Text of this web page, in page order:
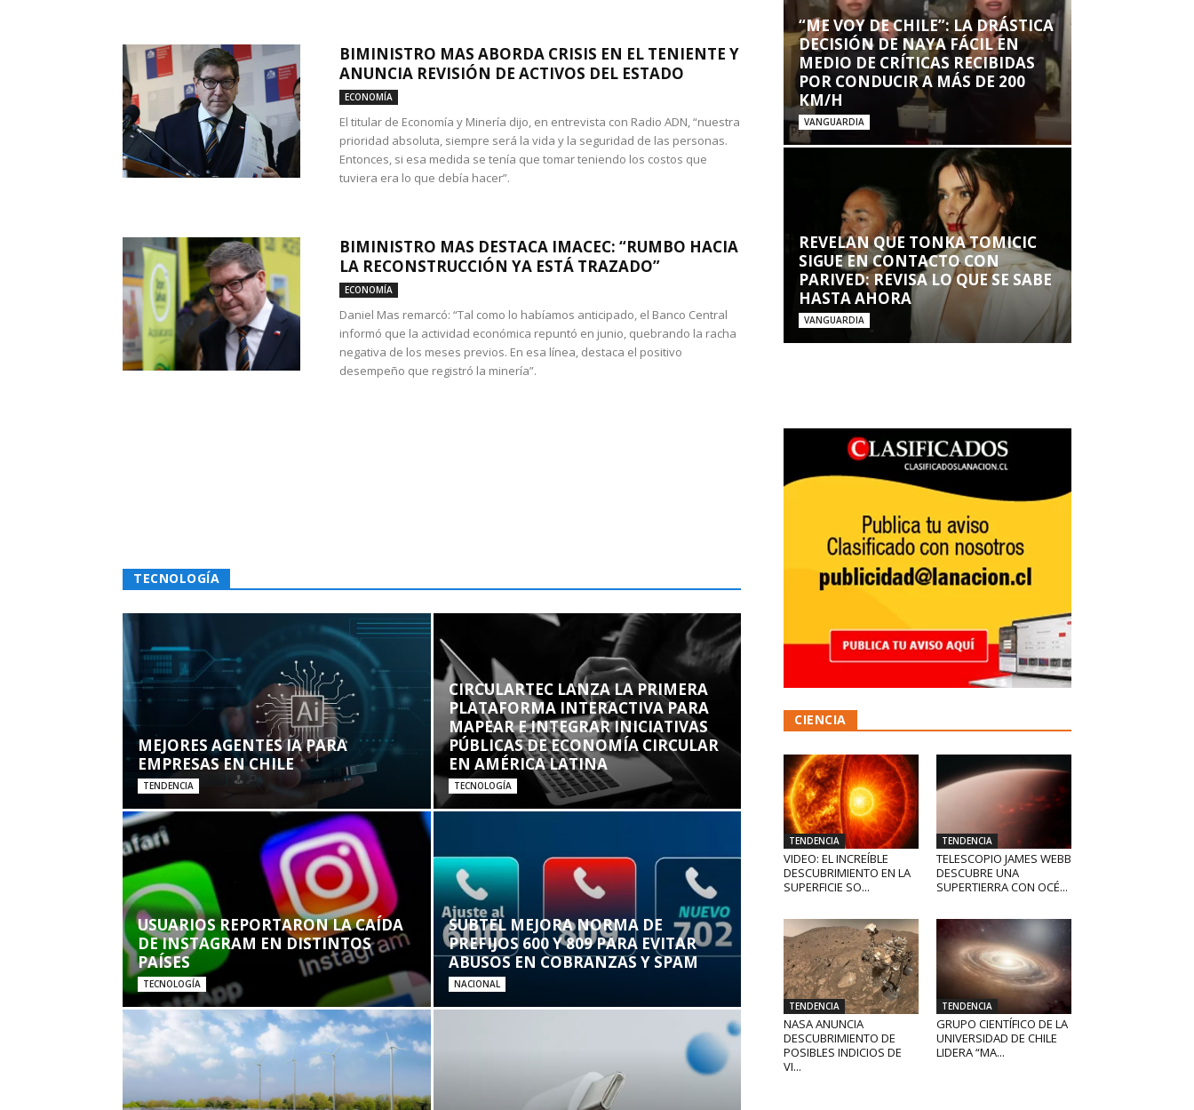
BIMINISTRO MAS ABORDA CRISIS EN EL TENIENTE Y
ANUNCIA REVISIÓN DE ACTIVOS DEL ESTADO
ECONOMÍA
El titular de Economía y Minería dijo, en entrevista con Radio ADN, “nuestra
prioridad absoluta, siempre será la vida y la seguridad de las personas.
Entonces, si esa medida se tenía que tomar teniendo los costos que
tuviera era lo que debía hacer”.
BIMINISTRO MAS DESTACA IMACEC: “RUMBO HACIA
LA RECONSTRUCCIÓN YA ESTÁ TRAZADO”
ECONOMÍA
Daniel Mas remarcó: “Tal como lo habíamos anticipado, el Banco Central
informó que la actividad económica repuntó en junio, quebrando la racha
negativa de los meses previos. En esa línea, destaca el positivo
desempeño que registró la minería”.
TECNOLOGÍA
MEJORES AGENTES IA PARA
EMPRESAS EN CHILE
TENDENCIA
CIRCULARTEC LANZA LA PRIMERA
PLATAFORMA INTERACTIVA PARA
MAPEAR E INTEGRAR INICIATIVAS
PÚBLICAS DE ECONOMÍA CIRCULAR
EN AMÉRICA LATINA
TECNOLOGÍA
USUARIOS REPORTARON LA CAÍDA
DE INSTAGRAM EN DISTINTOS
PAÍSES
TECNOLOGÍA
SUBTEL MEJORA NORMA DE
PREFIJOS 600 Y 809 PARA EVITAR
ABUSOS EN COBRANZAS Y SPAM
NACIONAL
“ME VOY DE CHILE”: LA DRÁSTICA
DECISIÓN DE NAYA FÁCIL EN
MEDIO DE CRÍTICAS RECIBIDAS
POR CONDUCIR A MÁS DE 200
KM/H
VANGUARDIA
REVELAN QUE TONKA TOMICIC
SIGUE EN CONTACTO CON
PARIVED: REVISA LO QUE SE SABE
HASTA AHORA
VANGUARDIA
CIENCIA
TENDENCIA
VIDEO: EL INCREÍBLE
DESCUBRIMIENTO EN LA
SUPERFICIE SO...
TENDENCIA
TELESCOPIO JAMES WEBB
DESCUBRE UNA
SUPERTIERRA CON OCÉ...
TENDENCIA
NASA ANUNCIA
DESCUBRIMIENTO DE
POSIBLES INDICIOS DE
VI...
TENDENCIA
GRUPO CIENTÍFICO DE LA
UNIVERSIDAD DE CHILE
LIDERA “MA...